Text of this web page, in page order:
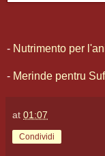
- Nutrimento per
- Merinde pentru
at 01:07
Condividi